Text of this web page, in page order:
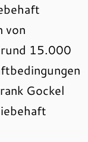
von
15.000
Gockel